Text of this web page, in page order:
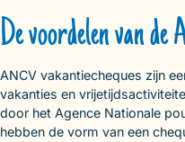
De voordelen van de
ANCV vakantiecheques zijn
vakanties en
door het Agence Nationale
hebben de vorm van een